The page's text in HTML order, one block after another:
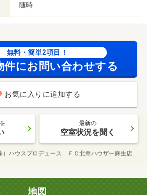
随時
無料・簡単2項目！
件にお問い合わせする
お気に入りに追加する
最新の
空室状況を聞く
）ハウスプロデュース ＦＣ北章ハウザー麻生店
地図